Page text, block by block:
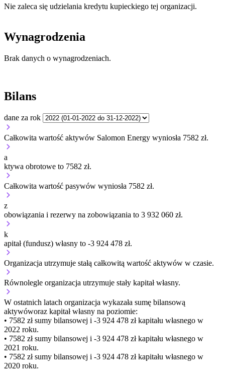
Nie zaleca się udzielania kredytu kupieckiego tej organizacji.
Wynagrodzenia
Brak danych o wynagrodzeniach.
Bilans
dane za rok
Całkowita wartość aktywów Salomon Energy wyniosła 7582 zł.
a
ktywa obrotowe to 7582 zł.
Całkowita wartość pasywów wyniosła 7582 zł.
z
obowiązania i rezerwy na zobowiązania to 3 932 060 zł.
k
apitał (fundusz) własny to -3 924 478 zł.
Organizacja utrzymuje stałą całkowitą wartość aktywów w czasie.
Równolegle organizacja utrzymuje stały kapitał własny.
W ostatnich latach organizacja wykazała sumę bilansową
aktywóworaz kapitał własny na poziomie:
• 7582 złsumy bilansowej i -3 924 478 zł kapitału własnego w
2022 roku.
• 7582 złsumy bilansowej i -3 924 478 zł kapitału własnego w
2021 roku.
• 7582 złsumy bilansowej i -3 924 478 zł kapitału własnego w
2020 roku.